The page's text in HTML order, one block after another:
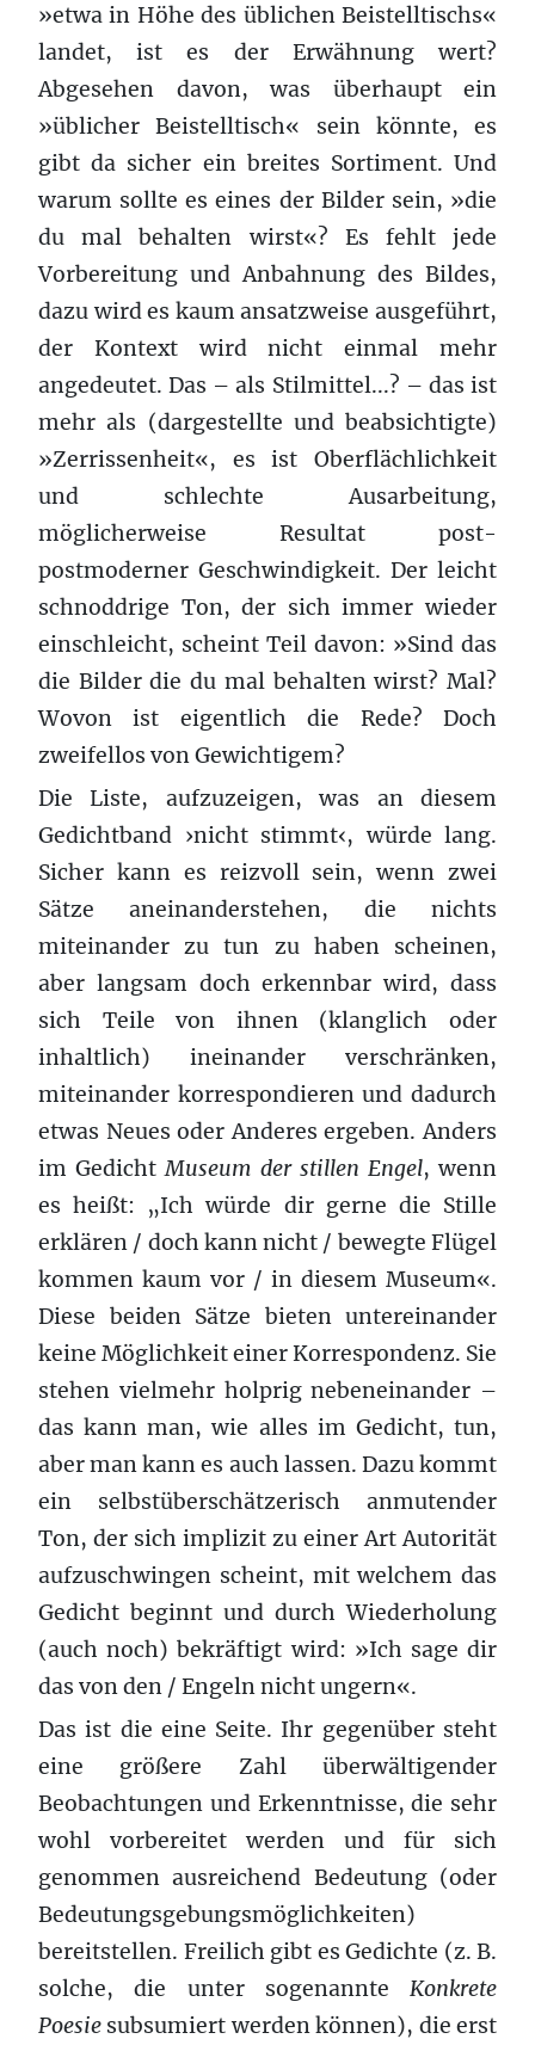
»etwa in Höhe des üblichen Beistelltischs«
landet, ist es der Erwähnung wert?
Abgesehen davon, was überhaupt ein
»üblicher Beistelltisch« sein könnte, es
gibt da sicher ein breites Sortiment. Und
warum sollte es eines der Bilder sein, »die
du mal behalten wirst«? Es fehlt jede
Vorbereitung und Anbahnung des Bildes,
dazu wird es kaum ansatzweise ausgeführt,
der Kontext wird nicht einmal mehr
angedeutet. Das – als Stilmittel...? – das ist
mehr als (dargestellte und beabsichtigte)
»Zerrissenheit«, es ist Oberflächlichkeit
und schlechte Ausarbeitung,
möglicherweise Resultat post-
postmoderner Geschwindigkeit. Der leicht
schnoddrige Ton, der sich immer wieder
einschleicht, scheint Teil davon: »Sind das
die Bilder die du mal behalten wirst? Mal?
Wovon ist eigentlich die Rede? Doch
zweifellos von Gewichtigem?
Die Liste, aufzuzeigen, was an diesem
Gedichtband ›nicht stimmt‹, würde lang.
Sicher kann es reizvoll sein, wenn zwei
Sätze aneinanderstehen, die nichts
miteinander zu tun zu haben scheinen,
aber langsam doch erkennbar wird, dass
sich Teile von ihnen (klanglich oder
inhaltlich) ineinander verschränken,
miteinander korrespondieren und dadurch
etwas Neues oder Anderes ergeben. Anders
im GedichtMuseum der stillen Engel, wenn
es heißt: „Ich würde dir gerne die Stille
erklären / doch kann nicht / bewegte Flügel
kommen kaum vor / in diesem Museum«.
Diese beiden Sätze bieten untereinander
keine Möglichkeit einer Korrespondenz. Sie
stehen vielmehr holprig nebeneinander –
das kann man, wie alles im Gedicht, tun,
aber man kann es auch lassen. Dazu kommt
ein selbstüberschätzerisch anmutender
Ton, der sich implizit zu einer Art Autorität
aufzuschwingen scheint, mit welchem das
Gedicht beginnt und durch Wiederholung
(auch noch) bekräftigt wird: »Ich sage dir
das von den / Engeln nicht ungern«.
Das ist die eine Seite. Ihr gegenüber steht
eine größere Zahl überwältigender
Beobachtungen und Erkenntnisse, die sehr
wohl vorbereitet werden und für sich
genommen ausreichend Bedeutung (oder
Bedeutungsgebungsmöglichkeiten)
bereitstellen. Freilich gibt es Gedichte (z. B.
solche, die unter sogenannte Konkrete
Poesie subsumiert werden können), die erst